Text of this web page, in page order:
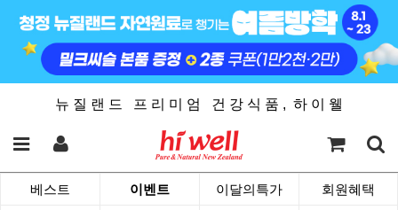
뉴 질 랜 드 프 리 미 엄 건 강 식 품 , 하 이 웰
베스트 이벤트 이달의특가 회원혜택